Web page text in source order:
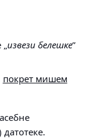
„извези белешке”
покрет мишем